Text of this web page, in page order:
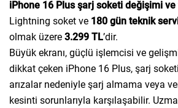
iPhone 16 Plus şarj soketi değişimi
Lightning soket ve 180 gün teknik
olmak üzere 3.299 TL’dir.
Büyük ekranı, güçlü işlemcisi ve
dikkat çeken iPhone 16 Plus, şarj
arızalar nedeniyle şarj almama veya
kesinti sorunlarıyla karşılaşabilir.